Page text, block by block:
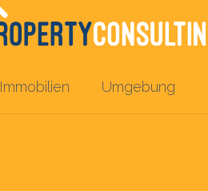
Immobilien Umgebung